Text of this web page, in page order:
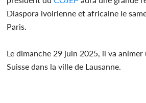
Diaspora ivoirienne et africaine le
Paris.
Le dimanche 29 juin 2025, il va
Suisse dans la ville de Lausanne.